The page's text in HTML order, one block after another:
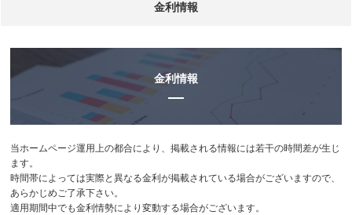
金利情報
金利情報
当ホームページ運用上の都合により、掲載される情報には若干の時間差が生じ
ます。
時間帯によっては実際と異なる金利が掲載されている場合がございますので、
あらかじめご了承下さい。
適用期間中でも金利情勢により変動する場合がございます。